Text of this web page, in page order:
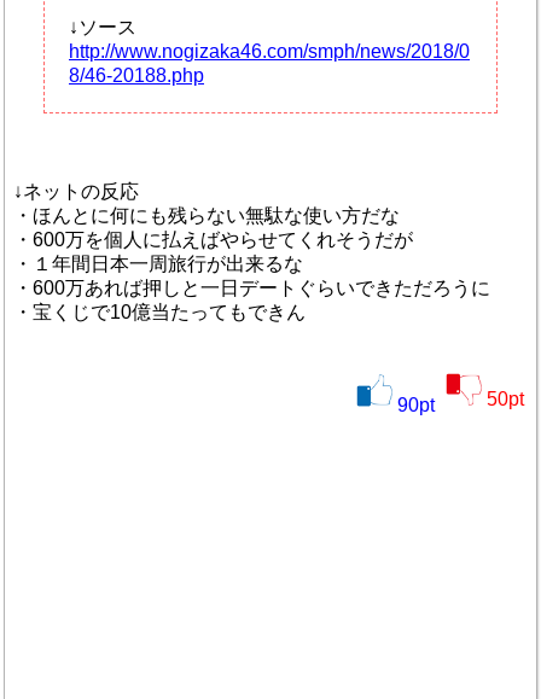
↓ソース
http://www.nogizaka46.com/smph/news/2018/0
8/46-20188.php
↓ネットの反応
・ほんとに何にも残らない無駄な使い方だな
・600万を個人に払えばやらせてくれそうだが
・１年間日本一周旅行が出来るな
・600万あれば押しと一日デートぐらいできただろうに
・宝くじで10億当たってもできん
90pt 50pt